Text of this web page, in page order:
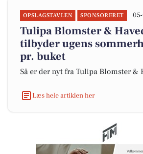
OPSLAGSTAVLEN SPONSORERET
Tulipa Blomster &
tilbyder ugens
pr. buket
Så er der nyt fra Tulipa Blomster &
Læs hele artiklen her